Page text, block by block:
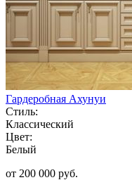
Гардеробная Ахунуи
Стиль:
Классический
Цвет:
Белый
от 200 000 руб.